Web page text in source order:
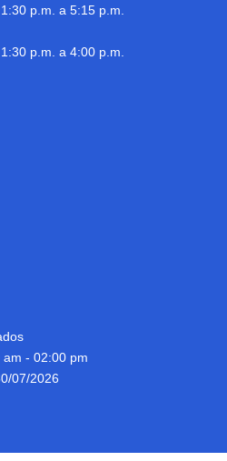
p.m. a 5:15 p.m.
p.m. a 4:00 p.m.
am - 02:00 pm
07/2026